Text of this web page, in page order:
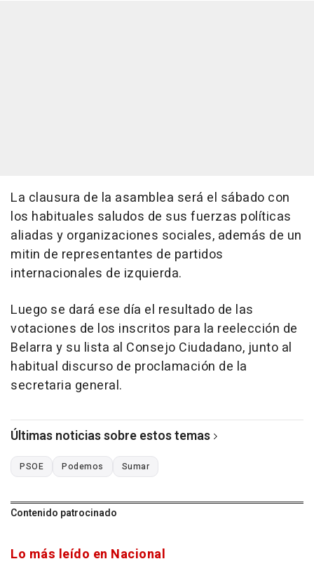
La clausura de la asamblea será el sábado con
los habituales saludos de sus fuerzas políticas
aliadas y organizaciones sociales, además de un
mitin de representantes de partidos
internacionales de izquierda.
Luego se dará ese día el resultado de las
votaciones de los inscritos para la reelección de
Belarra y su lista al Consejo Ciudadano, junto al
habitual discurso de proclamación de la
secretaria general.
Últimas noticias sobre estos temas
PSOE Podemos Sumar
Contenido patrocinado
Lo más leído en Nacional